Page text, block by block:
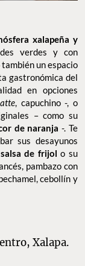
xalapeña y
verdes y con
un espacio
gastronómica del
en opciones
, capuchino -, o
– como su
de naranja -. Te
sus desayunos
de frijol o su
pambazo con
cebollín y
Xalapa.